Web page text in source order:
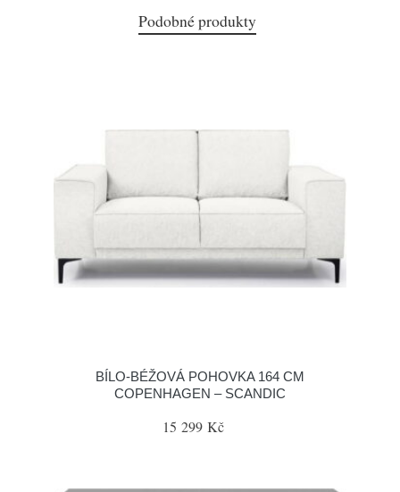
Podobné produkty
BÍLO-BÉŽOVÁ POHOVKA 164 CM
COPENHAGEN – SCANDIC
15 299 Kč